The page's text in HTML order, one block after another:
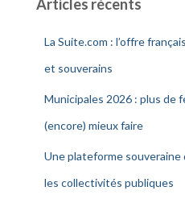
Articles récents
La Suite.com : l’offre
et souverains
Municipales 2026 : plus de
(encore) mieux faire
Une plateforme
les collectivités publiques